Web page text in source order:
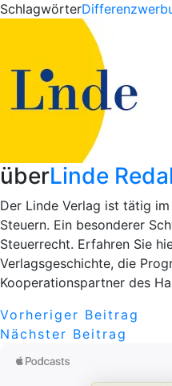
Schlagwörter
überLinde
Der Linde Verlag ist tätig
Steuern. Ein besonderer
Steuerrecht. Erfahren Sie
Verlagsgeschichte, die
Kooperationspartner des
Vorheriger Beitrag
Nächster Beitrag